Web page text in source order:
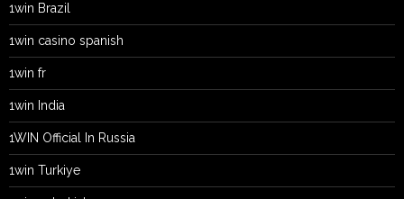
1win Brazil
1win casino spanish
1win fr
1win India
1WIN Official In Russia
1win Turkiye